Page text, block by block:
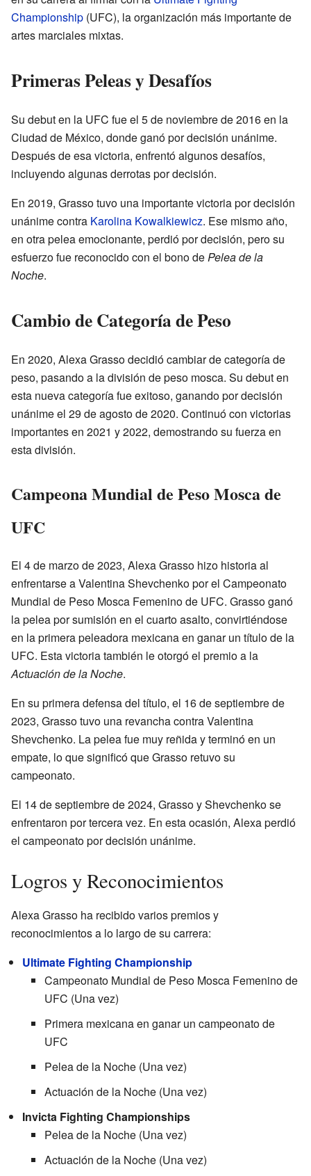
Championship (UFC), la organización más importante de
artes marciales mixtas.
Primeras Peleas y Desafíos
Su debut en la UFC fue el 5 de noviembre de 2016 en la
Ciudad de México, donde ganó por decisión unánime.
Después de esa victoria, enfrentó algunos desafíos,
incluyendo algunas derrotas por decisión.
En 2019, Grasso tuvo una importante victoria por decisión
unánime contra Karolina Kowalkiewicz. Ese mismo año,
en otra pelea emocionante, perdió por decisión, pero su
esfuerzo fue reconocido con el bono dePelea de la
Noche.
Cambio de Categoría de Peso
En 2020, Alexa Grasso decidió cambiar de categoría de
peso, pasando a la división de peso mosca. Su debut en
esta nueva categoría fue exitoso, ganando por decisión
unánime el 29 de agosto de 2020. Continuó con victorias
importantes en 2021 y 2022, demostrando su fuerza en
esta división.
Campeona Mundial de Peso Mosca de
UFC
El 4 de marzo de 2023, Alexa Grasso hizo historia al
enfrentarse a Valentina Shevchenko por el Campeonato
Mundial de Peso Mosca Femenino de UFC. Grasso ganó
la pelea por sumisión en el cuarto asalto, convirtiéndose
en la primera peleadora mexicana en ganar un título de la
UFC. Esta victoria también le otorgó el premio a la
Actuación de la Noche.
En su primera defensa del título, el 16 de septiembre de
2023, Grasso tuvo una revancha contra Valentina
Shevchenko. La pelea fue muy reñida y terminó en un
empate, lo que significó que Grasso retuvo su
campeonato.
El 14 de septiembre de 2024, Grasso y Shevchenko se
enfrentaron por tercera vez. En esta ocasión, Alexa perdió
el campeonato por decisión unánime.
Logros y Reconocimientos
Alexa Grasso ha recibido varios premios y
reconocimientos a lo largo de su carrera:
Ultimate Fighting Championship
Campeonato Mundial de Peso Mosca Femenino de
UFC (Una vez)
Primera mexicana en ganar un campeonato de
UFC
Pelea de la Noche (Una vez)
Actuación de la Noche (Una vez)
Invicta Fighting Championships
Pelea de la Noche (Una vez)
Actuación de la Noche (Una vez)